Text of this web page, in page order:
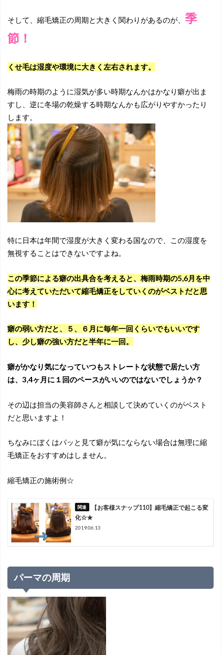
そして、縮毛矯正の周期と大きく関わりがあるのが、 季
節！
くせ毛は湿度や環境に大きく左右されます。
梅雨の時期のように湿気が多い時期なんかはかなり癖が出ま
すし、逆に冬場の乾燥する時期なんかも広がりやすかったり
します。
特に日本は年間で湿度が大きく変わる国なので、この湿度を
無視することはできないですよね。
この季節による癖の出具合を考えると、梅雨時期の5,6月を中
心に考えていただいて縮毛矯正をしていくのがベストだと思
います！
癖の弱い方だと、５、６月に毎年一回くらいでもいいです
し、少し癖の強い方だと半年に一回。
癖がかなり気になっていつもストレートな状態で居たい方
は、3,4ヶ月に１回のペースがいいのではないでしょうか？
その辺は担当の美容師さんと相談して決めていくのがベスト
だと思いますよ！
ちなみにぼくはパッと見て癖が気にならない場合は無理に縮
毛矯正をおすすめはしません。
縮毛矯正の施術例☆
【お客様スナップ110】縮毛矯正で起こる変
化☆★
2019.06.13
パーマの周期